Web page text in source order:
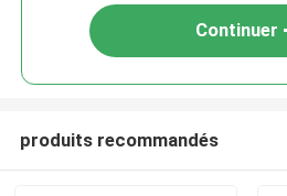
Continuer
produits recommandés